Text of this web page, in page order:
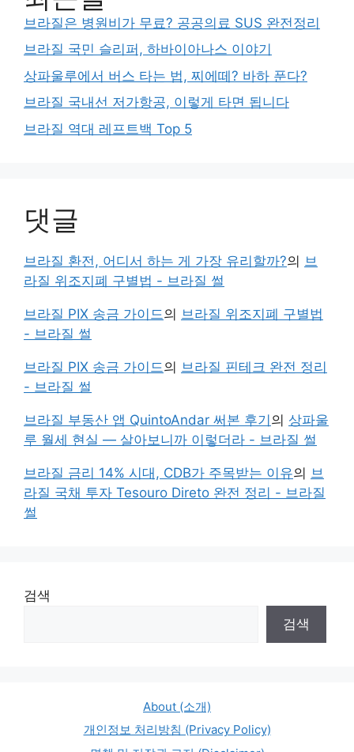
브라질은 병원비가 무료? 공공의료 SUS 완전정리
브라질 국민 슬리퍼, 하바이아나스 이야기
상파울루에서 버스 타는 법, 찌에떼? 바하 푼다?
브라질 국내선 저가항공, 이렇게 타면 됩니다
브라질 역대 레프트백 Top 5
댓글
브라질 환전, 어디서 하는 게 가장 유리할까?의 브
라질 위조지폐 구별법 - 브라질 썰
브라질 PIX 송금 가이드의 브라질 위조지폐 구별법
- 브라질 썰
브라질 PIX 송금 가이드의 브라질 핀테크 완전 정리
- 브라질 썰
브라질 부동산 앱 QuintoAndar 써본 후기의 상파울
루 월세 현실 — 살아보니까 이렇더라 - 브라질 썰
브라질 금리 14% 시대, CDB가 주목받는 이유의 브
라질 국채 투자 Tesouro Direto 완전 정리 - 브라질
썰
검색
검색
About (소개)
개인정보 처리방침 (Privacy Policy)